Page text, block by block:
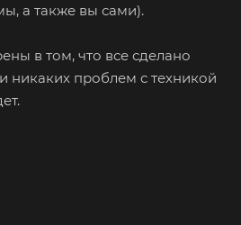
а также вы сами).
в том, что все сделано
никаких проблем с техникой